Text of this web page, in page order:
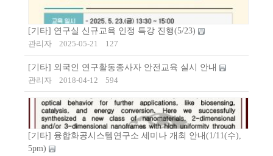
[기타] 연구실 신규교육 인정 특강 진행(5/23)
관리자
2025-05-21 127
[기타] 외국인 연구활동종사자 안전교육 실시 안내
관리자
2018-04-12 594
[기타] 융합화공시스템연구소 세미나 개최 안내(1/11(수),
5pm)